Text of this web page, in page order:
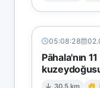
05:08:28
Pāhala'nın
30.5 km